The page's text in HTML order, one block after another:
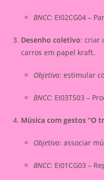
BNCC: EI02CG04 –
Desenho coletivo: criar
carros em papel kraft.
Objetivo: estimular
BNCC: EI03TS03 –
Música com gestos “O
Objetivo: associar
BNCC: EI01CG03 –